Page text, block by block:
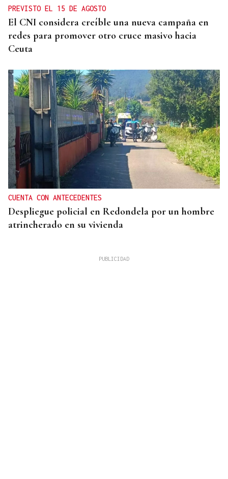
PREVISTO EL 15 DE AGOSTO
El CNI considera creíble una nueva campaña en
redes para promover otro cruce masivo hacia
Ceuta
CUENTA CON ANTECEDENTES
Despliegue policial en Redondela por un hombre
atrincherado en su vivienda